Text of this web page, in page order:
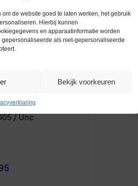
de website goed te laten werken, het gebruik
Hierbij kunnen
en apparaatinformatie worden
als niet-gepersonaliseerde
Bekijk voorkeuren
/ Egypte / 50
/ Unc